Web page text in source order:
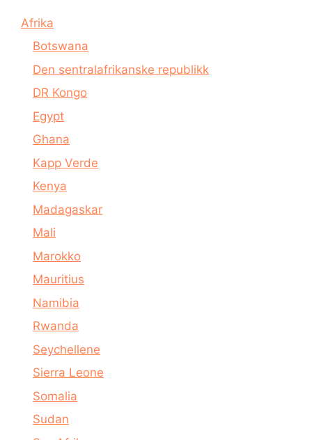
Afrika
Botswana
Den sentralafrikanske republikk
DR Kongo
Egypt
Ghana
Kapp Verde
Kenya
Madagaskar
Mali
Marokko
Mauritius
Namibia
Rwanda
Seychellene
Sierra Leone
Somalia
Sudan